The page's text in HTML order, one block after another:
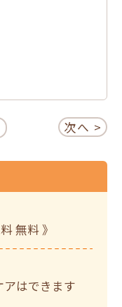
次へ >
無料 》
はできます